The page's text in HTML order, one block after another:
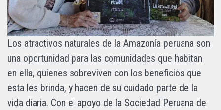
Los atractivos naturales de la Amazonía peruana son
una oportunidad para las comunidades que habitan
en ella, quienes sobreviven con los beneficios que
esta les brinda, y hacen de su cuidado parte de la
vida diaria. Con el apoyo de la Sociedad Peruana de